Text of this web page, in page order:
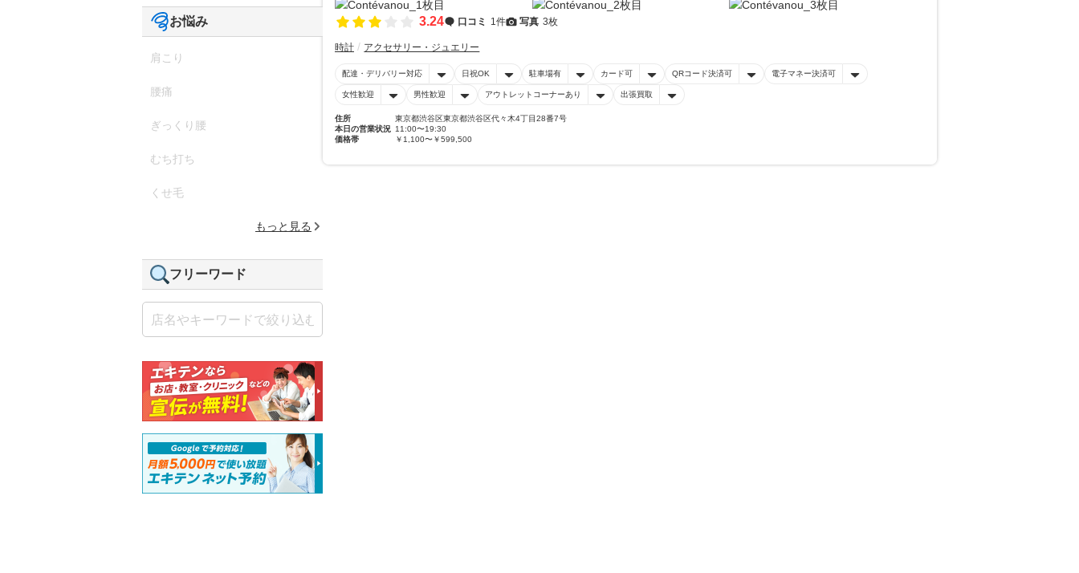
3.24 口コミ 1件 写真 3枚
時計 アクセサリー・ジュエリー
配達・デリバリー対応 日祝OK 駐車場有 カード可 QRコード決済可 電子マネー決済可
女性歓迎 男性歓迎 アウトレットコーナーあり 出張買取
住所
東京都渋谷区東京都渋谷区代々木4丁目28番7号
本日の営業状況 11:00〜19:30
価格帯
￥1,100〜￥599,500
お悩み
肩こり
腰痛
ぎっくり腰
むち打ち
くせ毛
もっと見る
フリーワード